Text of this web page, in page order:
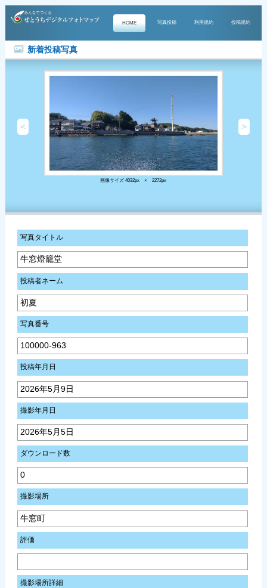
HOME 写真投稿 利用規約 投稿規約
新着投稿写真
<
画像サイズ 4032px × 2272px
>
写真タイトル
牛窓燈籠堂
投稿者ネーム
初夏
写真番号
100000-963
投稿年月日
2026年5月9日
撮影年月日
2026年5月5日
ダウンロード数
0
撮影場所
牛窓町
評価
撮影場所詳細